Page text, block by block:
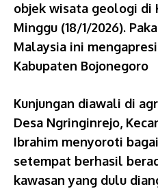
objek wisata geologi di
Minggu (18/1/2026).
Malaysia ini
Kabupaten Bojonegoro
Kunjungan diawali di
Desa Ngringinrejo,
Ibrahim menyoroti
setempat berhasil
kawasan yang dulu